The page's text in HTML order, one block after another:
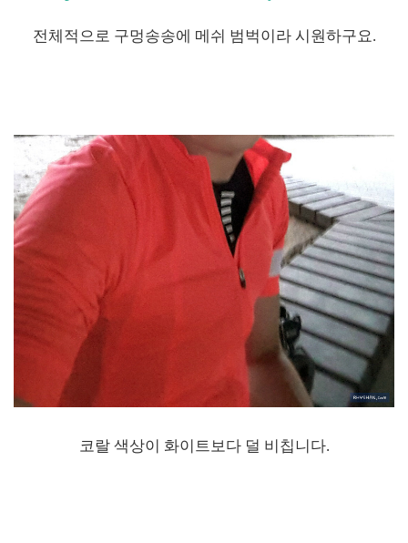
전체적으로 구멍송송에 메쉬 범벅이라 시원하구요.
코랄 색상이 화이트보다 덜 비칩니다.